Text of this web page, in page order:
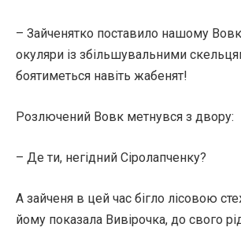
– Зайченятко поставило нашому
окуляри із збільшувальними
боятиметься навіть жабенят!
Розлючений Вовк метнувся з двору:
– Де ти, негідний Сіролапченку?
А зайченя в цей час бігло лісовою
йому показала Вивірочка, до свого